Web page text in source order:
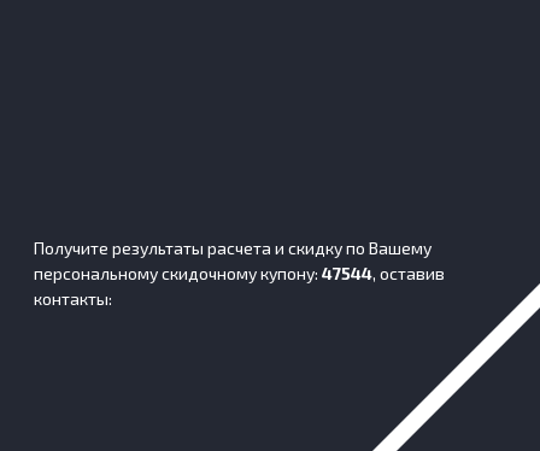
Получите результаты расчета и скидку по Вашему
персональному скидочному купону: 47544, оставив
контакты: